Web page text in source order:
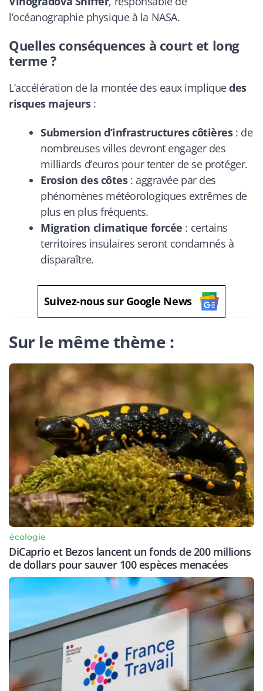
l’océanographie physique à la NASA.
Quelles conséquences à court et long
terme ?
L’accélération de la montée des eaux impliquedes
risques majeurs:
Submersion d’infrastructures côtières: de
nombreuses villes devront engager des
milliards d’euros pour tenter de se protéger.
Erosion des côtes: aggravée par des
phénomènes météorologiques extrêmes de
plus en plus fréquents.
Migration climatique forcée : certains
territoires insulaires seront condamnés à
disparaître.
Suivez-nous sur Google News
Sur le même thème :
écologie
DiCaprio et Bezos lancent un fonds de 200 millions
de dollars pour sauver 100 espèces menacées